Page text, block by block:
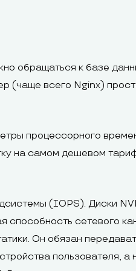
обращаться к базе
(чаще всего Nginx)
процессорного
на самом дешевом
(IOPS). Диски
способность сетевого
Он обязан
пользователя, а